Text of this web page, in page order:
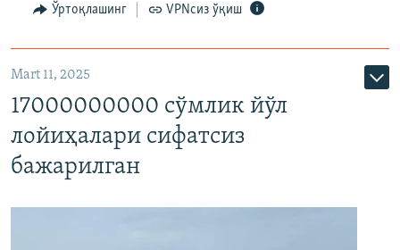
Ўртоқлашинг VPNсиз ўқиш
Mart 11, 2025
17000000000 сўмлик йўл
лойиҳалари сифатсиз
бажарилган